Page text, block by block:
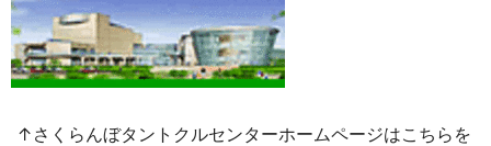
↑さくらんぼタントクルセンターホームページはこちらを